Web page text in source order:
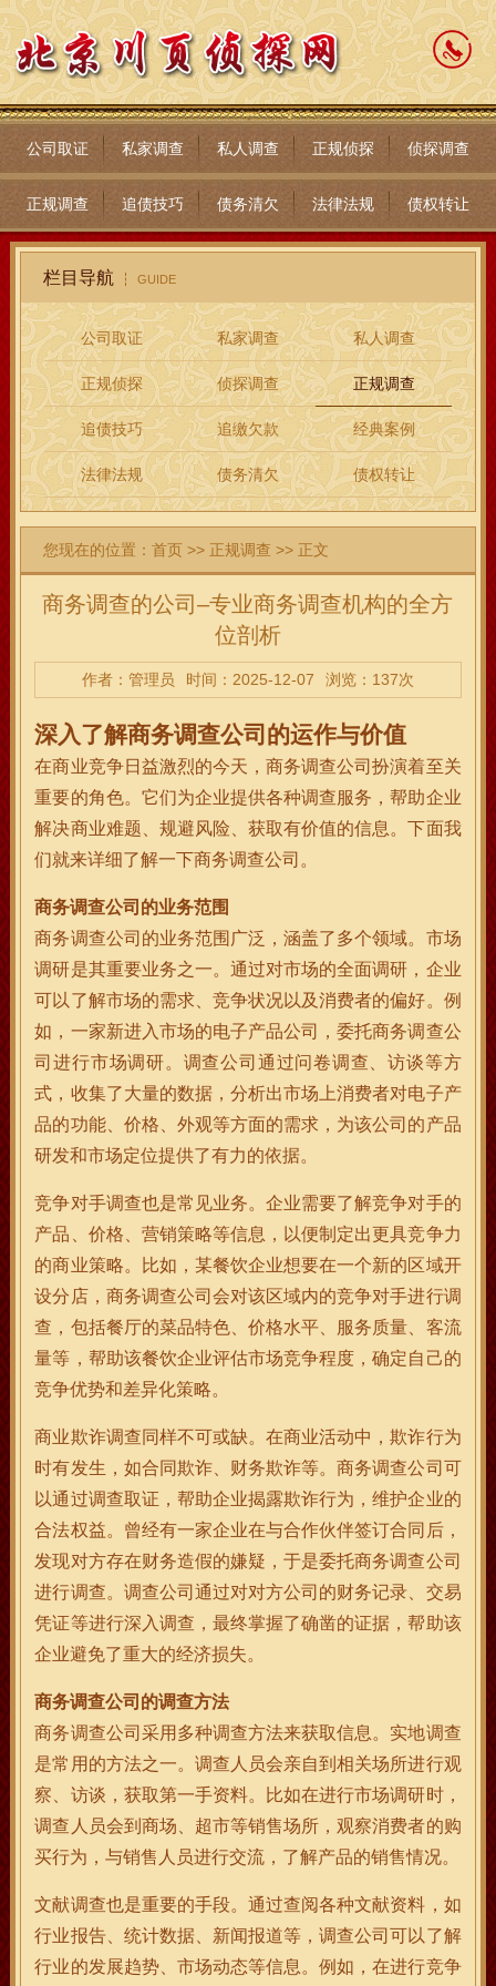
公司取证 私家调查 私人调查 正规侦探 侦探调查
正规调查 追债技巧 债务清欠 法律法规 债权转让
栏目导航 GUIDE
公司取证 私家调查 私人调查
正规侦探 侦探调查 正规调查
追债技巧 追缴欠款 经典案例
法律法规 债务清欠 债权转让
您现在的位置：首页 >> 正规调查 >> 正文
商务调查的公司–专业商务调查机构的全方
位剖析
作者：管理员 时间：2025-12-07 浏览：137次
深入了解商务调查公司的运作与价值
在商业竞争日益激烈的今天，商务调查公司扮演着至关
重要的角色。它们为企业提供各种调查服务，帮助企业
解决商业难题、规避风险、获取有价值的信息。下面我
们就来详细了解一下商务调查公司。
商务调查公司的业务范围
商务调查公司的业务范围广泛，涵盖了多个领域。市场
调研是其重要业务之一。通过对市场的全面调研，企业
可以了解市场的需求、竞争状况以及消费者的偏好。例
如，一家新进入市场的电子产品公司，委托商务调查公
司进行市场调研。调查公司通过问卷调查、访谈等方
式，收集了大量的数据，分析出市场上消费者对电子产
品的功能、价格、外观等方面的需求，为该公司的产品
研发和市场定位提供了有力的依据。
竞争对手调查也是常见业务。企业需要了解竞争对手的
产品、价格、营销策略等信息，以便制定出更具竞争力
的商业策略。比如，某餐饮企业想要在一个新的区域开
设分店，商务调查公司会对该区域内的竞争对手进行调
查，包括餐厅的菜品特色、价格水平、服务质量、客流
量等，帮助该餐饮企业评估市场竞争程度，确定自己的
竞争优势和差异化策略。
商业欺诈调查同样不可或缺。在商业活动中，欺诈行为
时有发生，如合同欺诈、财务欺诈等。商务调查公司可
以通过调查取证，帮助企业揭露欺诈行为，维护企业的
合法权益。曾经有一家企业在与合作伙伴签订合同后，
发现对方存在财务造假的嫌疑，于是委托商务调查公司
进行调查。调查公司通过对对方公司的财务记录、交易
凭证等进行深入调查，最终掌握了确凿的证据，帮助该
企业避免了重大的经济损失。
商务调查公司的调查方法
商务调查公司采用多种调查方法来获取信息。实地调查
是常用的方法之一。调查人员会亲自到相关场所进行观
察、访谈，获取第一手资料。比如在进行市场调研时，
调查人员会到商场、超市等销售场所，观察消费者的购
买行为，与销售人员进行交流，了解产品的销售情况。
文献调查也是重要的手段。通过查阅各种文献资料，如
行业报告、统计数据、新闻报道等，调查公司可以了解
行业的发展趋势、市场动态等信息。例如，在进行竞争